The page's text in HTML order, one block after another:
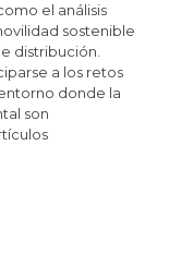
el análisis
sostenible
distribución.
a los retos
donde la
son